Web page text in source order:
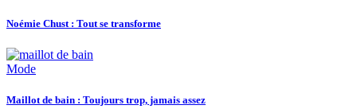
Noémie Chust : Tout se transforme
Mode
Maillot de bain : Toujours trop, jamais assez